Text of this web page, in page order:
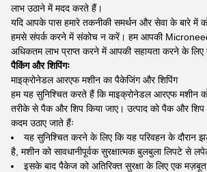
लाभ उठाने में मदद करते हैं।
यदि आपके पास हमारे तकनीकी समर्थन और सेवा के बारे में
हमसे संपर्क करने में संकोच न करें। हम आपकी
अधिकतम लाभ प्राप्त करने में आपकी सहायता करने के लिए
पैकिंग और शिपिंगः
माइक्रोनेडल आरएफ मशीन का पैकेजिंग और शिपिंग
हम यह सुनिश्चित करते हैं कि माइक्रोनेडल आरएफ मशीन
तरीके से पैक और शिप किया जाए। उत्पाद को पैक और
कदम उठाए जाते हैंः
यह सुनिश्चित करने के लिए कि यह परिवहन के दौरान
है, मशीन को सावधानीपूर्वक सुरक्षात्मक बुलबुला लिपटे से
इसके बाद पैकेज को अतिरिक्त सुरक्षा के लिए एक